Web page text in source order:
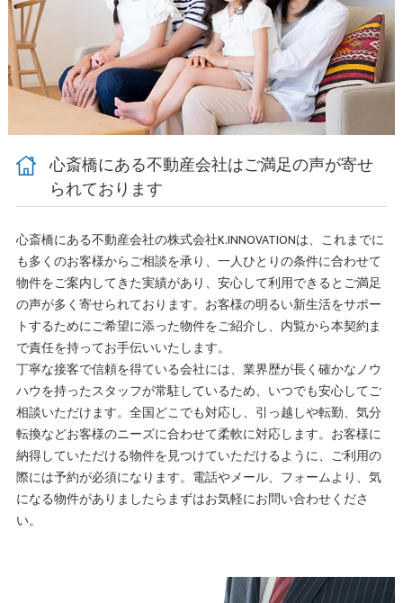
心斎橋にある不動産会社はご満足の声が寄せ
られております
心斎橋にある不動産会社の株式会社K.INNOVATIONは、これまでに
も多くのお客様からご相談を承り、一人ひとりの条件に合わせて
物件をご案内してきた実績があり、安心して利用できるとご満足
の声が多く寄せられております。お客様の明るい新生活をサポー
トするためにご希望に添った物件をご紹介し、内覧から本契約ま
で責任を持ってお手伝いいたします。
丁寧な接客で信頼を得ている会社には、業界歴が長く確かなノウ
ハウを持ったスタッフが常駐しているため、いつでも安心してご
相談いただけます。全国どこでも対応し、引っ越しや転勤、気分
転換などお客様のニーズに合わせて柔軟に対応します。お客様に
納得していただける物件を見つけていただけるように、ご利用の
際には予約が必須になります。電話やメール、フォームより、気
になる物件がありましたらまずはお気軽にお問い合わせくださ
い。